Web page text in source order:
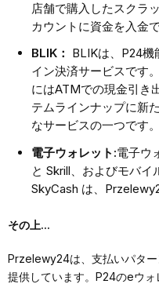
店舗で購入したスクラ
カウントに資金を入金で
BLIK： BLIKは、P24機
イン決済サービスです
にはATMでの現金引き
テムラインナップに新
なサービスの一つです。
電子ウォレット:電子ウ
と Skrill、およびモバイ
SkyCash は、
その上...
Przelewy24は、支払いパタ
提供しています。P24のeウォ